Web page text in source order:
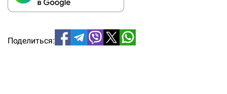
Поделиться: